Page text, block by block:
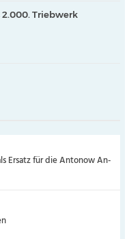
2.000. Triebwerk
Ersatz für die Antonow An-